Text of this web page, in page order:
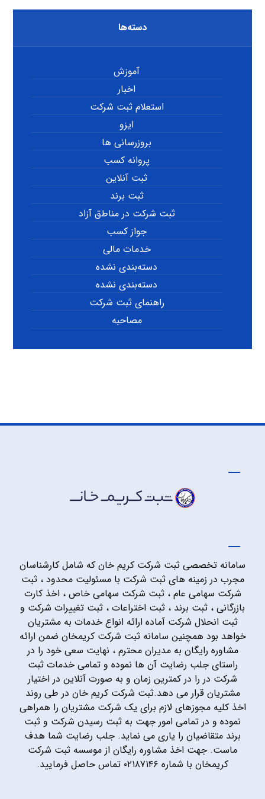
دسته‌ها
آموزش
اخبار
استعلام ثبت شرکت
ایزو
بروزرسانی ها
پروانه کسب
ثبت آنلاین
ثبت برند
ثبت شرکت در مناطق آزاد
جواز کسب
خدمات مالی
دسته‌بندی نشده
دسته‌بندی نشده
راهنمای ثبت شرکت
مصاحبه
سامانه تخصصی ثبت شرکت کریم خان که شامل کارشناسان
مجرب در زمینه های ثبت شرکت با مسئولیت محدود ، ثبت
شرکت سهامی عام ، ثبت شرکت سهامی خاص ، اخذ کارت
بازرگانی ، ثبت برند ، ثبت اختراعات ، ثبت تغییرات شرکت و
ثبت انحلال شرکت آماده ارائه انواع خدمات به مشتریان
خواهد بود همچنین سامانه ثبت شرکت کریمخان ضمن ارائه
مشاوره رایگان به مدیران محترم ، نهایت سعی خود را در
راستای جلب رضایت آن ها نموده و تمامی خدمات ثبت
شرکت در را در کمترین زمان و به صورت آنلاین در اختیار
مشتریان قرار می دهد.ثبت شرکت کریم خان در طی روند
اخذ کلیه مجوزهای لازم برای یک شرکت مشتریان را همراهی
نموده و در تمامی امور جهت به ثبت رسیدن شرکت و ثبت
برند متقاضیان را یاری می نماید. جلب رضایت شما هدف
ماست. جهت اخذ مشاوره رایگان از موسسه ثبت شرکت
کریمخان با شماره ۰۲۱۸۷۱۴۶ تماس حاصل فرمایید.